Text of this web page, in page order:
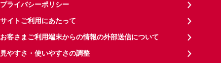
プライバシーポリシー
サイトご利用にあたって
お客さまご利用端末からの情報の外部送信について
見やすさ・使いやすさの調整